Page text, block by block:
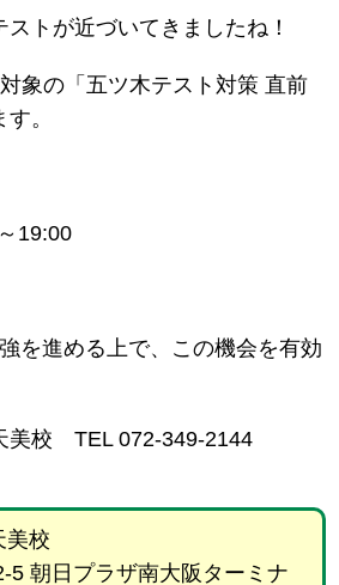
トが近づいてきましたね！
象の「五ツ木テスト対策 直前
。
19:00
を進める上で、この機会を有効
美校 TEL 072-349-2144
美校
5 朝日プラザ南大阪ターミナ